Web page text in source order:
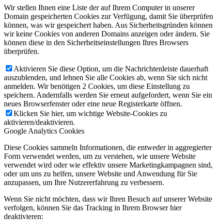
Wir stellen Ihnen eine Liste der auf Ihrem Computer in unserer
Domain gespeicherten Cookies zur Verfügung, damit Sie überprüfen
können, was wir gespeichert haben. Aus Sicherheitsgründen können
wir keine Cookies von anderen Domains anzeigen oder ändern. Sie
können diese in den Sicherheitseinstellungen Ihres Browsers
überprüfen.
Aktivieren Sie diese Option, um die Nachrichtenleiste dauerhaft
auszublenden, und lehnen Sie alle Cookies ab, wenn Sie sich nicht
anmelden. Wir benötigen 2 Cookies, um diese Einstellung zu
speichern. Andernfalls werden Sie erneut aufgefordert, wenn Sie ein
neues Browserfenster oder eine neue Registerkarte öffnen.
Klicken Sie hier, um wichtige Website-Cookies zu
aktivieren/deaktivieren.
Google Analytics Cookies
Diese Cookies sammeln Informationen, die entweder in aggregierter
Form verwendet werden, um zu verstehen, wie unsere Website
verwendet wird oder wie effektiv unsere Marketingkampagnen sind,
oder um uns zu helfen, unsere Website und Anwendung für Sie
anzupassen, um Ihre Nutzererfahrung zu verbessern.
Wenn Sie nicht möchten, dass wir Ihren Besuch auf unserer Website
verfolgen, können Sie das Tracking in Ihrem Browser hier
deaktivieren: